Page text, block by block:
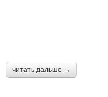
читать дальше →